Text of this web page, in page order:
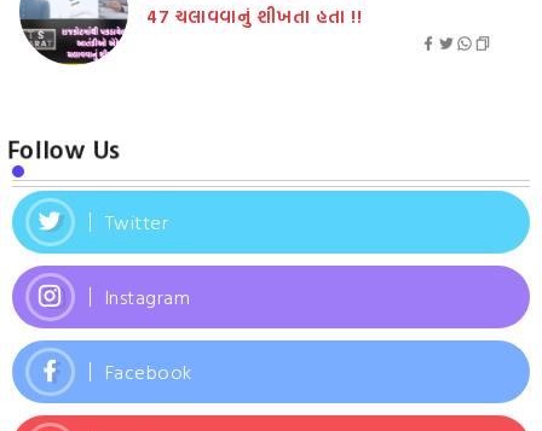
47 ચલાવવાનું શીખતા હતા !!
Follow Us
Twitter
Instagram
Facebook